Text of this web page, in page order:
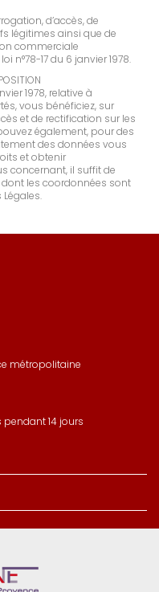
d’accès, de
légitimes ainsi que de
commerciale
n°78-17 du 6 janvier 1978.
1978, relative à
vous bénéficiez, sur
et de rectification sur les
également, pour des
des données vous
et obtenir
concernant, il suffit de
les coordonnées sont
métropolitaine
14 jours